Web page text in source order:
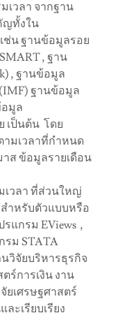
เวลา จากฐาน
ญทั้งใน
ช่น ฐานข้อมูลรอย
, ฐาน
, ฐานข้อมูล
ฐานข้อมูล
มูล
เป็นต้น โดย
มเวลาที่กำหนด
ส ข้อมูลรายเดือน
เวลา ที่ส่วนใหญ่
ำหรับตัวแบบหรือ
แกรม EViews ,
รม STATA
วิจัยบริหารธุรกิจ
ร์การเงิน งาน
ยเศรษฐศาสตร์
ะเรียบเรียง